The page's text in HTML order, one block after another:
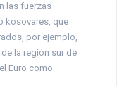
las fuerzas
kosovares, que
por ejemplo,
la región sur de
Euro como